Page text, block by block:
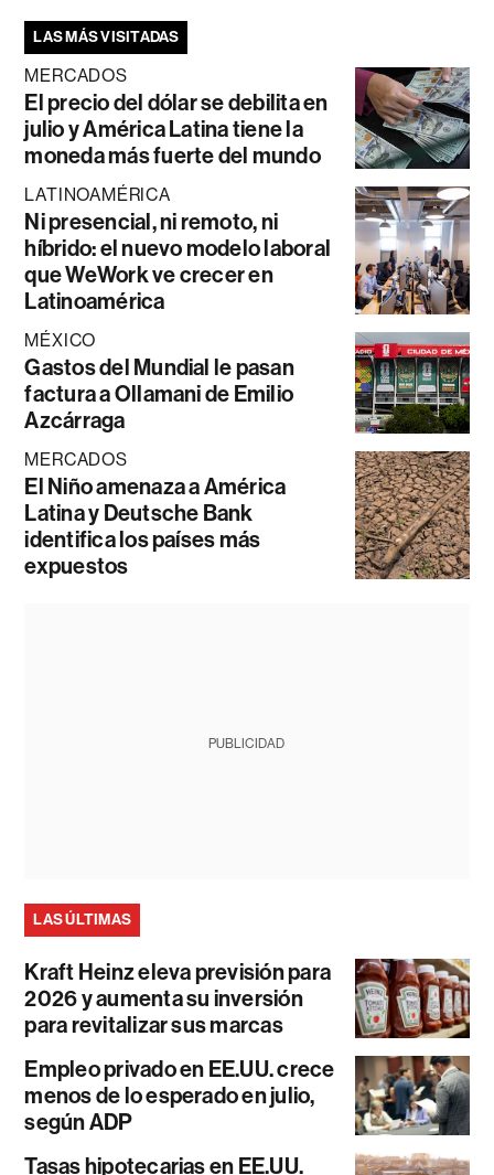
LAS MÁS VISITADAS
MERCADOS
El precio del dólar se debilita en
julio y América Latina tiene la
moneda más fuerte del mundo
LATINOAMÉRICA
Ni presencial, ni remoto, ni
híbrido: el nuevo modelo laboral
que WeWork ve crecer en
Latinoamérica
MÉXICO
Gastos del Mundial le pasan
factura a Ollamani de Emilio
Azcárraga
MERCADOS
El Niño amenaza a América
Latina y Deutsche Bank
identifica los países más
expuestos
PUBLICIDAD
LAS ÚLTIMAS
Kraft Heinz eleva previsión para
2026 y aumenta su inversión
para revitalizar sus marcas
Empleo privado en EE.UU. crece
menos de lo esperado en julio,
según ADP
Tasas hipotecarias en EE.UU.